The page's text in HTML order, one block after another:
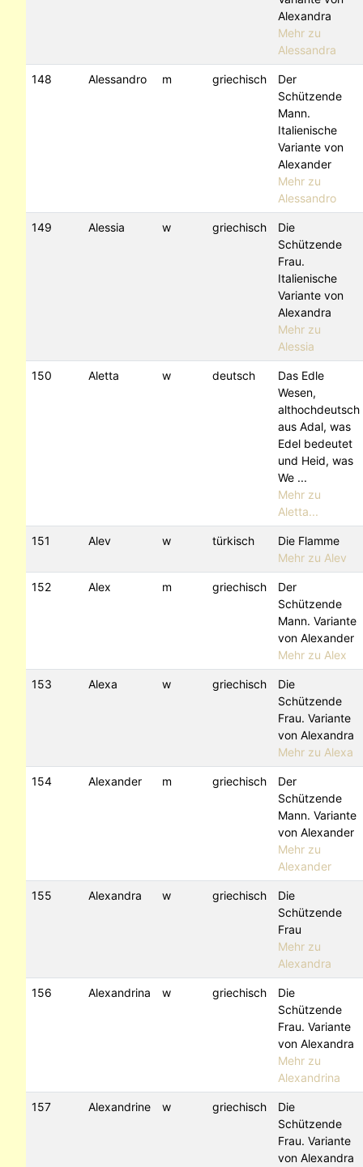
Alexandra
Mehr zu
Alessandra
148 Alessandro m griechisch
Der
Schützende
Mann.
Italienische
Variante von
Alexander
Mehr zu
Alessandro
149 Alessia w griechisch
Die
Schützende
Frau.
Italienische
Variante von
Alexandra
Mehr zu
Alessia
150 Aletta w deutsch
Das Edle
Wesen,
althochdeutsch
aus Adal, was
Edel bedeutet
und Heid, was
We ...
Mehr zu
Aletta...
151 Alev w türkisch
Die Flamme
Mehr zu Alev
152 Alex m griechisch
Der
Schützende
Mann. Variante
von Alexander
Mehr zu Alex
153 Alexa w griechisch
Die
Schützende
Frau. Variante
von Alexandra
Mehr zu Alexa
154 Alexander m griechisch
Der
Schützende
Mann. Variante
von Alexander
Mehr zu
Alexander
155 Alexandra w griechisch
Die
Schützende
Frau
Mehr zu
Alexandra
156 Alexandrina w griechisch
Die
Schützende
Frau. Variante
von Alexandra
Mehr zu
Alexandrina
157 Alexandrine w griechisch
Die
Schützende
Frau. Variante
von Alexandra